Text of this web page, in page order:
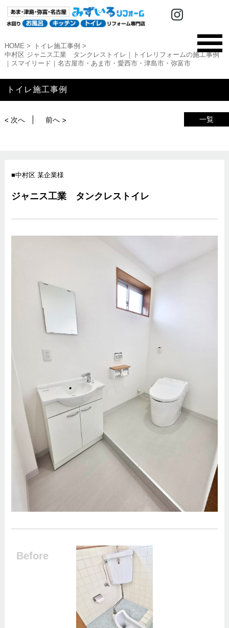
HOME
トイレ施工事例
中村区 ジャニス工業 タンクレストイレ｜トイレリフォームの施工事例
｜スマイリード｜名古屋市・あま市・愛西市・津島市・弥富市
トイレ施工事例
一覧
< 次へ 前へ >
中村区 某企業様
ジャニス工業 タンクレストイレ